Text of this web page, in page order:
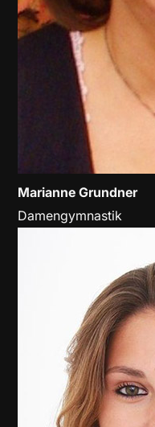
Marianne Grundner
Damengymnastik